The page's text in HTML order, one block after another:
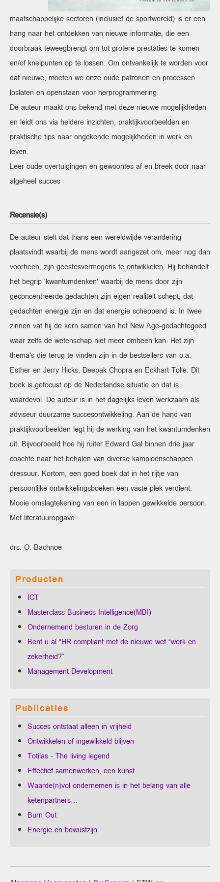
maatschappelijke sectoren (inclusief de sportwereld) is er een
hang naar het ontdekken van nieuwe informatie, die een
doorbraak teweegbrengt om tot grotere prestaties te komen
en/of knelpunten op te lossen. Om ontvankelijk te worden voor
dat nieuwe, moeten we onze oude patronen en processen
loslaten en openstaan voor herprogrammering.
De auteur maakt ons bekend met deze nieuwe mogelijkheden
en leidt ons via heldere inzichten, praktijkvoorbeelden en
praktische tips naar ongekende mogelijkheden in werk en
leven.
Leer oude overtuigingen en gewoontes af en breek door naar
algeheel succes
Recensie(s)
De auteur stelt dat thans een wereldwijde verandering
plaatsvindt waarbij de mens wordt aangezet om, meer nog dan
voorheen, zijn geestesvermogens te ontwikkelen. Hij behandelt
het begrip 'kwantumdenken' waarbij de mens door zijn
geconcentreerde gedachten zijn eigen realiteit schept, dat
gedachten energie zijn en dat energie scheppend is. In twee
zinnen vat hij de kern samen van het New Age-gedachtegoed
waar zelfs de wetenschap niet meer omheen kan. Het zijn
thema's die terug te vinden zijn in de bestsellers van o.a.
Esther en Jerry Hicks, Deepak Chopra en Eckhart Tolle. Dit
boek is gefocust op de Nederlandse situatie en dat is
waardevol. De auteur is in het dagelijks leven werkzaam als
adviseur duurzame succesontwikkeling. Aan de hand van
praktijkvoorbeelden legt hij de werking van het kwantumdenken
uit. Bijvoorbeeld hoe hij ruiter Edward Gal binnen drie jaar
coachte naar het behalen van diverse kampioenschappen
dressuur. Kortom, een goed boek dat in het rijtje van
persoonlijke ontwikkelingsboeken een vaste plek verdient.
Mooie omslagtekening van een in lappen gewikkelde persoon.
Met literatuuropgave.
drs. O. Bachnoe
Producten
ICT
Masterclass Business Intelligence(MBI)
Ondernemend besturen in de Zorg
Bent u al “HR compliant met de nieuwe wet “werk en
zekerheid?”
Management Development
Publicaties
Succes ontstaat alleen in vrijheid
Ontwikkelen of ingewikkeld blijven
Totilas - The living legend
Effectief samenwerken, een kunst
Waarde(n)vol ondernemen is in het belang van alle
ketenpartners…
Burn Out
Energie en bewustzijn